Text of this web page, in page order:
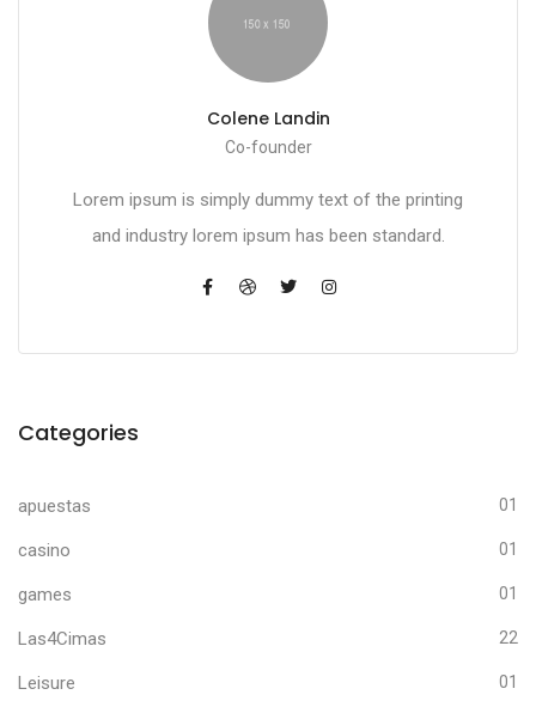
Colene Landin
Co-founder
Lorem ipsum is simply dummy text of the printing
and industry lorem ipsum has been standard.
Categories
apuestas 01
casino 01
games 01
Las4Cimas 22
Leisure 01